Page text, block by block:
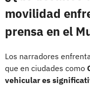
movilidad
prensa en el
Los narradores
que en ciudades como
vehicular es